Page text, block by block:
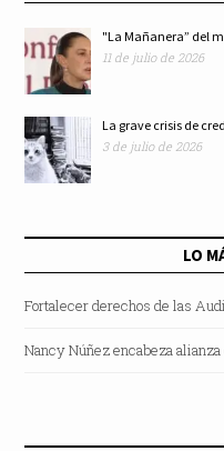
"La Mañanera” del
11 de julio de 2026
La grave crisis de
3 de julio de 2026
LO
Fortalecer derechos de las
Nancy Núñez encabeza